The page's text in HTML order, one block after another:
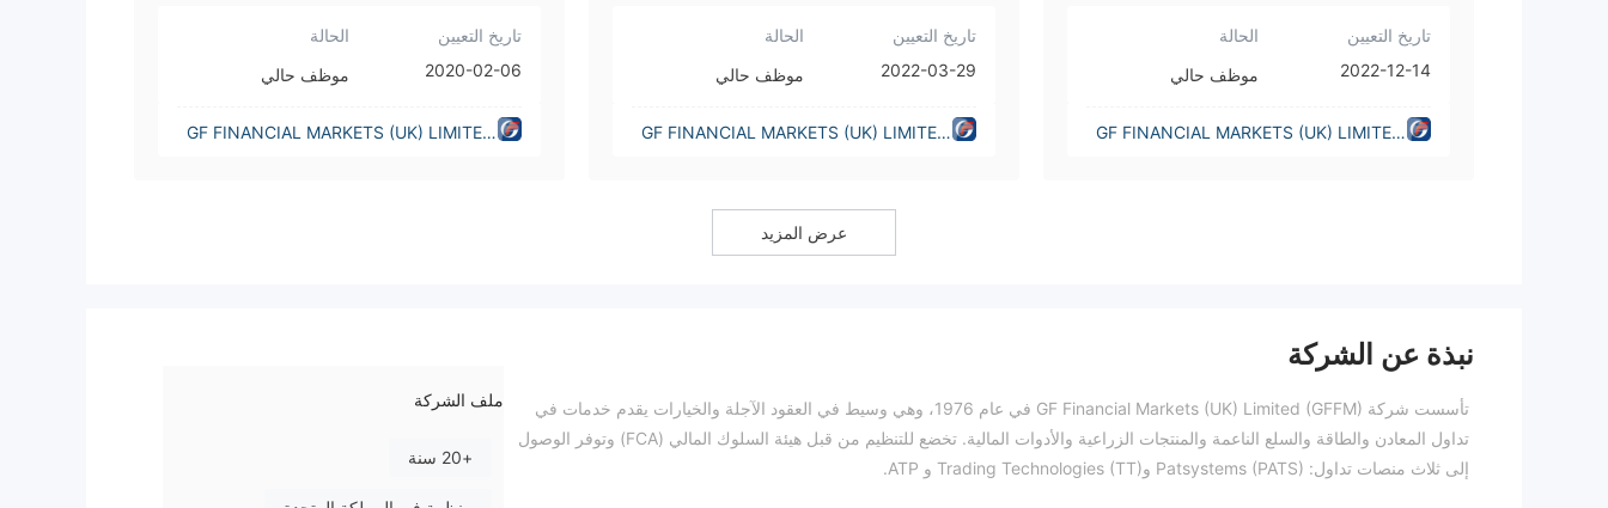
تاريخ التعيين
2022-12-14
الحالة
موظف حالي
GF FINANCIAL MARKETS (UK) LIMITED
تاريخ التعيين
2022-03-29
الحالة
موظف حالي
GF FINANCIAL MARKETS (UK) LIMITED
تاريخ التعيين
2020-02-06
الحالة
موظف حالي
GF FINANCIAL MARKETS (UK) LIMITED
عرض المزيد
نبذة عن الشركة
تأسست شركة GF Financial Markets (UK) Limited (GFFM) في عام 1976، وهي وسيط في العقود الآجلة والخيارات يقدم خدمات في
تداول المعادن والطاقة والسلع الناعمة والمنتجات الزراعية والأدوات المالية. تخضع للتنظيم من قبل هيئة السلوك المالي (FCA) وتوفر الوصول
إلى ثلاث منصات تداول: Patsystems (PATS) وTrading Technologies (TT) و ATP.
ملف الشركة
+20 سنة